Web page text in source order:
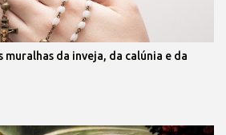
muralhas da inveja, da calúnia e da